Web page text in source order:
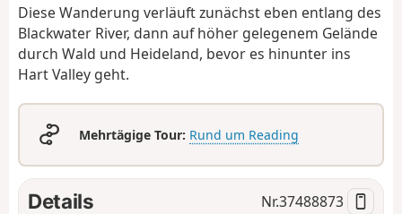
t
i
Diese Wanderung verläuft zunächst eben entlang des
Blackwater River, dann auf höher gelegenem Gelände
durch Wald und Heideland, bevor es hinunter ins
Hart Valley geht.
Mehrtägige Tour: Rund um Reading
Details Nr.37488873